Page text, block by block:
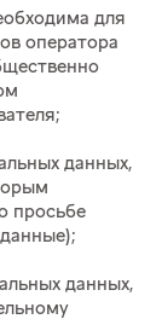
для
оператора
данных,
просьбе
данных,